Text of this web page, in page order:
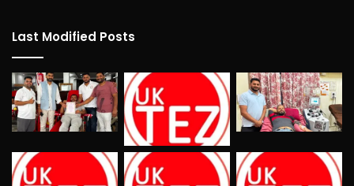
Last Modified Posts